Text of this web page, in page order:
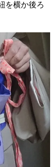
を横か後ろ